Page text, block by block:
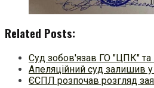
Related Posts:
Суд зобов'язав ГО "ЦПК" та
Апеляційний суд залишив у
ЄСПЛ розпочав розгляд